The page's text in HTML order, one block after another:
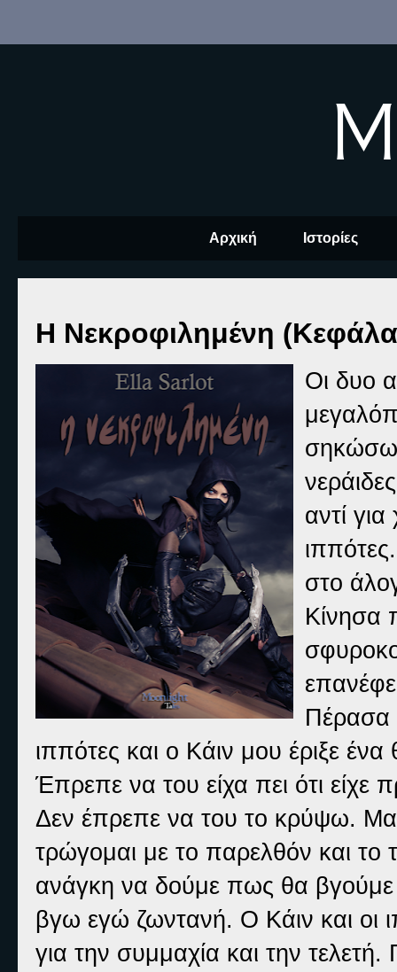
Αρχική Ιστορίες
Η Νεκροφιλημένη
Οι δυο
σηκώσω
αντί
στο
Κίνησα
Πέρασα
ιππότες και ο Κάιν μου έριξε
Έπρεπε να του είχα πει ότι είχε
Δεν έπρεπε να του το κρύψω.
τρώγομαι με το παρελθόν και το
ανάγκη να δούμε πως θα
βγω εγώ ζωντανή. Ο Κάιν και οι
για την συμμαχία και την